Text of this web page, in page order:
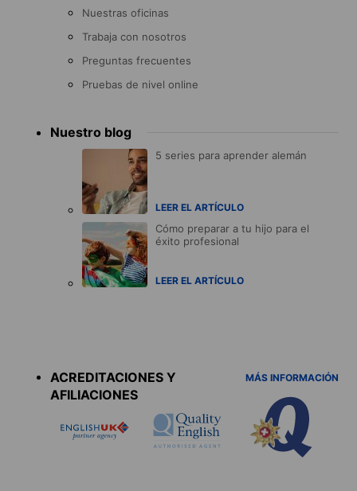
Nuestras oficinas
Trabaja con nosotros
Preguntas frecuentes
Pruebas de nivel online
Nuestro blog
5 series para aprender alemán
LEER EL ARTÍCULO
Cómo preparar a tu hijo para el
éxito profesional
LEER EL ARTÍCULO
ACREDITACIONES Y
AFILIACIONES
MÁS INFORMACIÓN